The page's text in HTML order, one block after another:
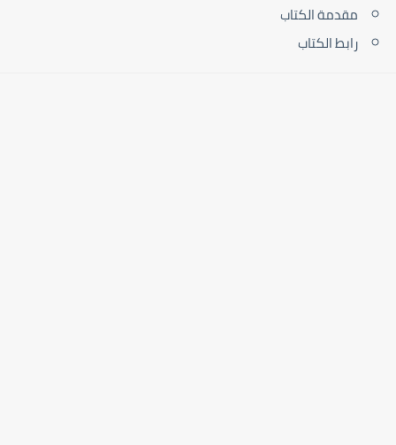
مقدمة الكتاب
رابط الكتاب